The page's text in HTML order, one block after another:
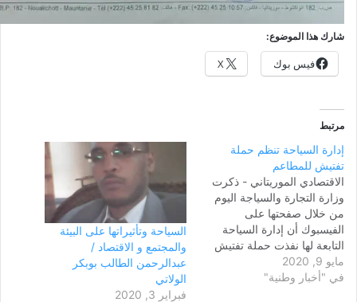
شارك هذا الموضوع:
فيس بوك X
مرتبط
إدارة السياحة تنظم حملة
تفتيش للمطاعم
الاقتصادي الموريتاني - ذكرت
وزارة التجارة والسياجة اليوم
من خلال صفحتها على
الفيسبوك أن إدارة السياحة
التابعة لها نفذت حملة تفتيش
ومعاينة للمطاعم، بغرض
الاطلاع على مدى التزام
مايو 9, 2020
في "أخبار وطنية"
السياحة وتأثيراتها على البيئة
والمجتمع و الاقتصاد /
عبدالرحمن الطالب بوبكر
الولاتي
فبراير 3, 2020